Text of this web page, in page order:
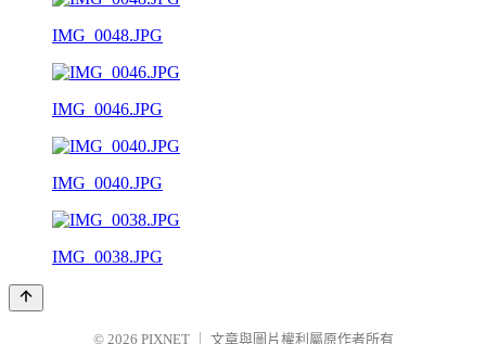
IMG_0048.JPG
IMG_0046.JPG
IMG_0040.JPG
IMG_0038.JPG
© 2026 PIXNET 文章與圖片權利屬原作者所有